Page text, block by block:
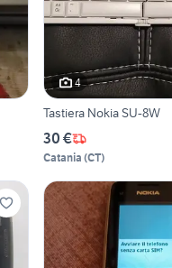
4
Tastiera Nokia SU-8W
30 €
Catania (CT)